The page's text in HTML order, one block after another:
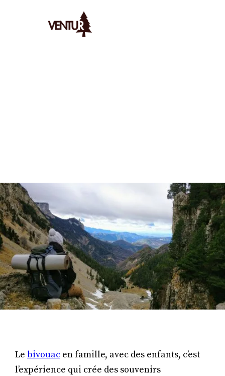
Le bivouac en famille, avec des enfants, c’est
l’expérience qui crée des souvenirs